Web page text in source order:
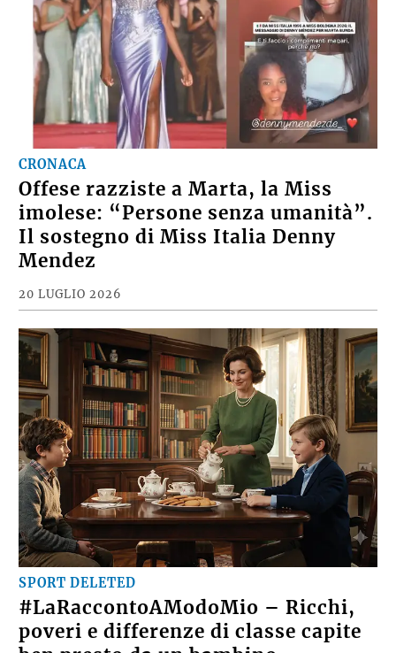
CRONACA
Offese razziste a Marta, la Miss
imolese: “Persone senza umanità”.
Il sostegno di Miss Italia Denny
Mendez
20 LUGLIO 2026
SPORT DELETED
#LaRaccontoAModoMio – Ricchi,
poveri e differenze di classe capite